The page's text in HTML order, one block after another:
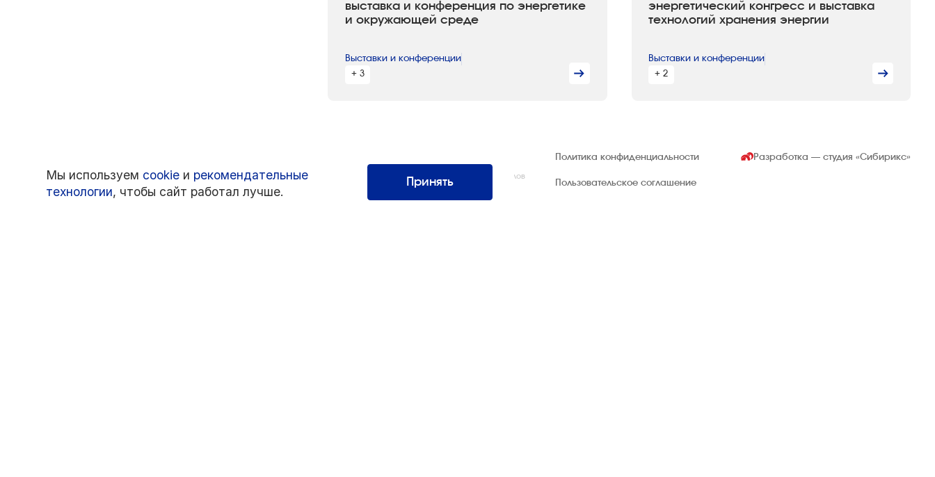
выставка и конференция по энергетике
и окружающей среде
Выставки и конференции
+ 3
энергетический конгресс и выставка
технологий хранения энергии
Выставки и конференции
+ 2
Интернэшнл»
Все права защищены. Использование материалов
возможно только со ссылкой на источник.
Политика конфиденциальности
Пользовательское соглашение
Разработка — студия«Сибирикс»
Мы используем cookie и рекомендательные
технологии, чтобы сайт работал лучше.
Принять